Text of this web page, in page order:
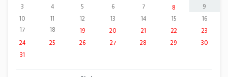
3
4 5 6 7 8
9
10
11 12 13 14 15
16
17
18 19 20 21 22
23
24
25 26 27 28 29
30
31